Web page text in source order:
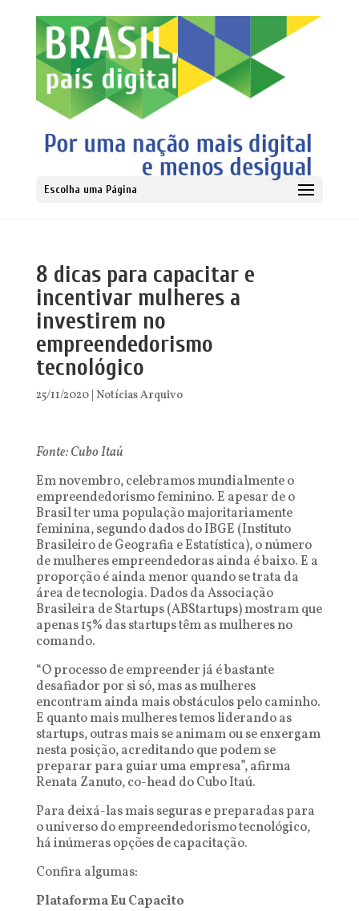
Escolha uma Página
8 dicas para capacitar e
incentivar mulheres a
investirem no
empreendedorismo
tecnológico
25/11/2020| Notícias Arquivo
Fonte: Cubo Itaú
Em novembro, celebramos mundialmente o
empreendedorismo feminino. E apesar de o
Brasil ter uma população majoritariamente
feminina, segundo dados do IBGE (Instituto
Brasileiro de Geografia e Estatística), o número
de mulheres empreendedoras ainda é baixo. E a
proporção é ainda menor quando se trata da
área de tecnologia. Dados da Associação
Brasileira de Startups (ABStartups) mostram que
apenas 15% das startups têm as mulheres no
comando.
“O processo de empreender já é bastante
desafiador por si só, mas as mulheres
encontram ainda mais obstáculos pelo caminho.
E quanto mais mulheres temos liderando as
startups, outras mais se animam ou se enxergam
nesta posição, acreditando que podem se
preparar para guiar uma empresa”, afirma
Renata Zanuto, co-head do Cubo Itaú.
Para deixá-las mais seguras e preparadas para
o universo do empreendedorismo tecnológico,
há inúmeras opções de capacitação.
Confira algumas:
Plataforma Eu Capacito